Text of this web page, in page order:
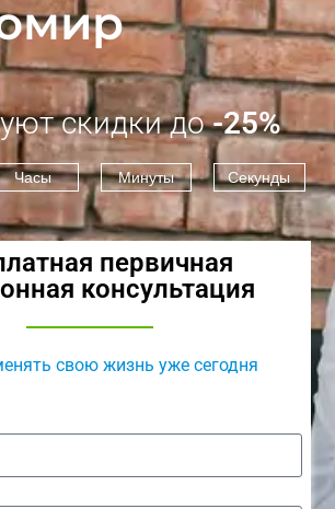
скидки до -25%
Часы Минуты Секунды
первичная
консультация
свою жизнь уже сегодня